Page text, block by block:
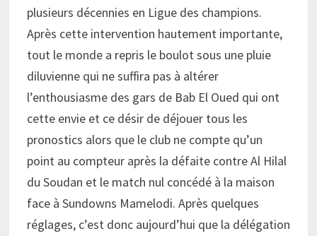
plusieurs décennies en Ligue des champions.
Après cette intervention hautement importante,
tout le monde a repris le boulot sous une pluie
diluvienne qui ne suffira pas à altérer
l’enthousiasme des gars de Bab El Oued qui ont
cette envie et ce désir de déjouer tous les
pronostics alors que le club ne compte qu’un
point au compteur après la défaite contre Al Hilal
du Soudan et le match nul concédé à la maison
face à Sundowns Mamelodi. Après quelques
réglages, c’est donc aujourd’hui que la délégation